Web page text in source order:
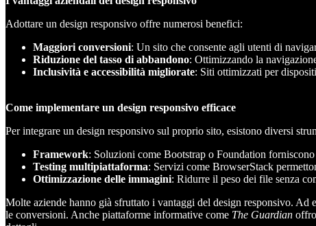
Adottare un design responsivo offre numerosi benefici:
Maggiori conversioni: Un sito che consente agli utenti di
Riduzione del tasso di abbandono: Ottimizzando la
Inclusività e accessibilità migliorate: Siti ottimizzati per
Come implementare un design responsivo efficace
Per integrare un design responsivo sul proprio sito, esistono diversi
Framework: Soluzioni come Bootstrap o Foundation
Testing multipiattaforma: Servizi come BrowserStack
Ottimizzazione delle immagini: Ridurre il peso dei file senza
Molte aziende hanno già sfruttato i vantaggi del design responsivo.
le conversioni. Anche piattaforme informative come The Guardian